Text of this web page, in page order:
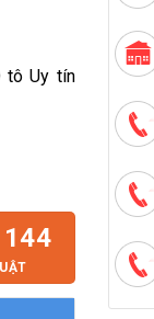
tô Uy tín